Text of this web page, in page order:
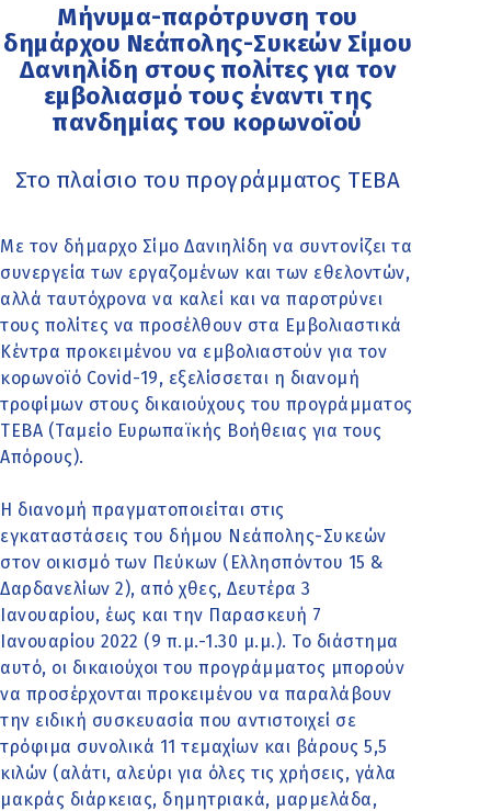
Μήνυμα-παρότρυνση του
δημάρχου Νεάπολης-Συκεών Σίμου
Δανιηλίδη στους πολίτες για τον
εμβολιασμό τους έναντι της
πανδημίας του κορωνοϊού
Στο πλαίσιο του προγράμματος ΤΕΒΑ
Με τον δήμαρχο Σίμο Δανιηλίδη να συντονίζει τα
συνεργεία των εργαζομένων και των εθελοντών,
αλλά ταυτόχρονα να καλεί και να παροτρύνει
τους πολίτες να προσέλθουν στα Εμβολιαστικά
Κέντρα προκειμένου να εμβολιαστούν για τον
κορωνοϊό Covid-19, εξελίσσεται η διανομή
τροφίμων στους δικαιούχους του προγράμματος
ΤΕΒΑ (Ταμείο Ευρωπαϊκής Βοήθειας για τους
Απόρους).
Η διανομή πραγματοποιείται στις
εγκαταστάσεις του δήμου Νεάπολης-Συκεών
στον οικισμό των Πεύκων (Ελλησπόντου 15 &
Δαρδανελίων 2), από χθες, Δευτέρα 3
Ιανουαρίου, έως και την Παρασκευή 7
Ιανουαρίου 2022 (9 π.μ.-1.30 μ.μ.). Το διάστημα
αυτό, οι δικαιούχοι του προγράμματος μπορούν
να προσέρχονται προκειμένου να παραλάβουν
την ειδική συσκευασία που αντιστοιχεί σε
τρόφιμα συνολικά 11 τεμαχίων και βάρους 5,5
κιλών (αλάτι, αλεύρι για όλες τις χρήσεις, γάλα
μακράς διάρκειας, δημητριακά, μαρμελάδα,